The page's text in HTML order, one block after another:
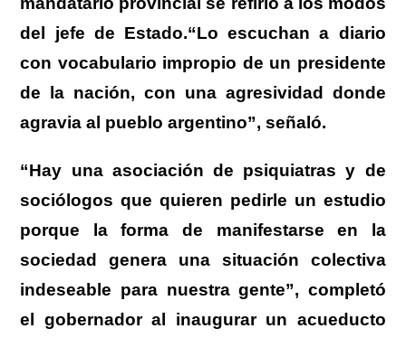
del jefe de Estado.“Lo escuchan a diario
con vocabulario impropio de un presidente
de la nación, con una agresividad donde
agravia al pueblo argentino”, señaló.
“Hay una asociación de psiquiatras y de
sociólogos que quieren pedirle un estudio
porque la forma de manifestarse en la
sociedad genera una situación colectiva
indeseable para nuestra gente”, completó
el gobernador al inaugurar un acueducto